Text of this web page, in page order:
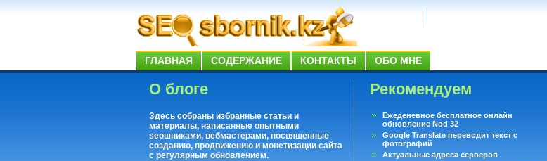
ГЛАВНАЯ СОДЕРЖАНИЕ КОНТАКТЫ ОБО МНЕ
О блоге
Здесь собраны избранные статьи и
материалы, написанные опытными
seoшниками, вебмастерами, посвященные
созданию, продвижению и монетизации сайта
с регулярным обновлением.
Рекомендуем
Ежеденевное бесплатное онлайн
обновление Nod 32
Google Translate переводит текст с
фотографий
Актуальные адреса серверов